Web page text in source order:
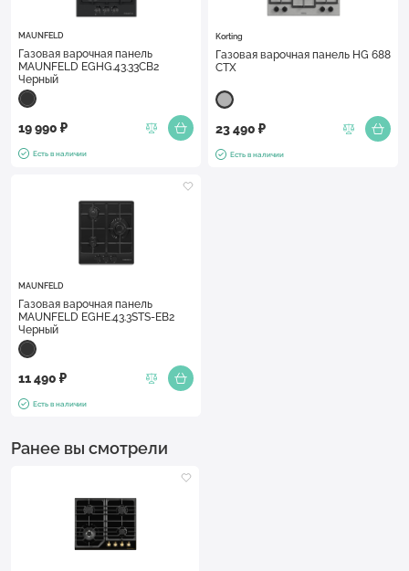
MAUNFELD
Газовая варочная панель
MAUNFELD EGHG.43.33CB2
Черный
19 990 ₽
Есть в наличии
Korting
Газовая варочная панель HG 688
CTX
23 490 ₽
Есть в наличии
MAUNFELD
Газовая варочная панель
MAUNFELD EGHE.43.3STS-EB2
Черный
11 490 ₽
Есть в наличии
Ранее вы смотрели